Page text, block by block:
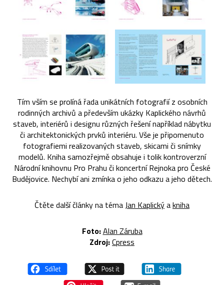
Tím vším se prolíná řada unikátních fotografií z osobních
rodinných archivů a především ukázky Kaplického návrhů
staveb, interiérů i designu různých řešení například nábytku
či architektonických prvků interiéru. Vše je připomenuto
fotografiemi realizovaných staveb, skicami či snímky
modelů. Kniha samozřejmě obsahuje i tolik kontroverzní
Národní knihovnu Pro Prahu či koncertní Rejnoka pro České
Budějovice. Nechybí ani zmínka o jeho odkazu a jeho dětech.
Čtěte další články na témaJan Kaplickýakniha
Foto:Alan Záruba
Zdroj:Cpress